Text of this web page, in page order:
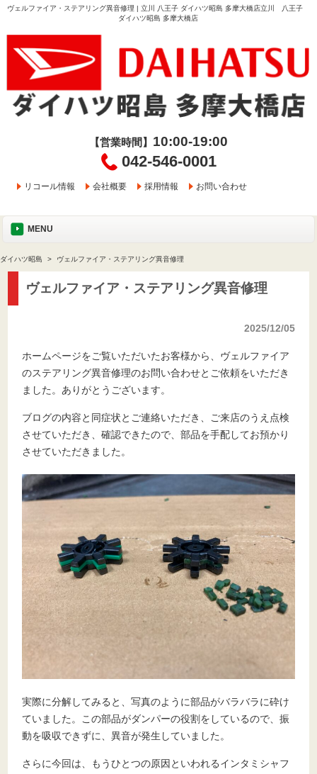
ヴェルファイア・ステアリング異音修理 | 立川 八王子 ダイハツ昭島 多摩大橋店立川 八王子
ダイハツ昭島 多摩大橋店
【営業時間】 10:00-19:00
042-546-0001
リコール情報 会社概要 採用情報 お問い合わせ
MENU
ダイハツ昭島 ヴェルファイア・ステアリング異音修理
ヴェルファイア・ステアリング異音修理
2025/12/05
ホームページをご覧いただいたお客様から、ヴェルファイア
のステアリング異音修理のお問い合わせとご依頼をいただき
ました。ありがとうございます。
ブログの内容と同症状とご連絡いただき、ご来店のうえ点検
させていただき、確認できたので、部品を手配してお預かり
させていただきました。
実際に分解してみると、写真のように部品がバラバラに砕け
ていました。この部品がダンパーの役割をしているので、振
動を吸収できずに、異音が発生していました。
さらに今回は、もうひとつの原因といわれるインタミシャフ